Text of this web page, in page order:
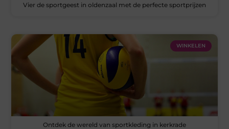
Vier de sportgeest in oldenzaal met de perfecte sportprijzen
WINKELEN
Ontdek de wereld van sportkleding in kerkrade